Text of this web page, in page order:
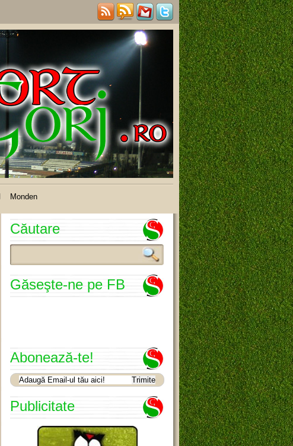
Monden
Căutare
Găseşte-ne pe FB
Abonează-te!
Publicitate